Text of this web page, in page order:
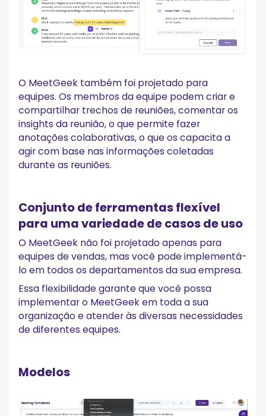
O MeetGeek também foi projetado para
equipes. Os membros da equipe podem criar e
compartilhar trechos de reuniões, comentar os
insights da reunião, o que permite fazer
anotações colaborativas, o que os capacita a
agir com base nas informações coletadas
durante as reuniões.
Conjunto de ferramentas flexível
para uma variedade de casos de uso
O MeetGeek não foi projetado apenas para
equipes de vendas, mas você pode implementá-
lo em todos os departamentos da sua empresa.
Essa flexibilidade garante que você possa
implementar o MeetGeek em toda a sua
organização e atender às diversas necessidades
de diferentes equipes.
Modelos